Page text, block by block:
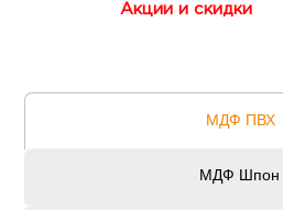
Акции и скидки
МДФ ПВХ
МДФ Шпон